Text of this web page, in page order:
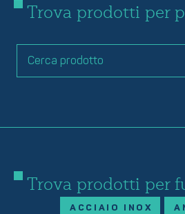
Trova prodotti per
Trova prodotti per
ACCIAIO INOX